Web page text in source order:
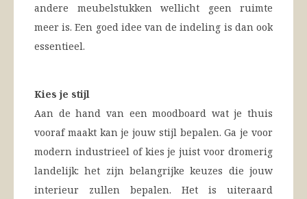
andere meubelstukken wellicht geen ruimte
meer is. Een goed idee van de indeling is dan ook
essentieel.
Kies je stijl
Aan de hand van een moodboard wat je thuis
vooraf maakt kan je jouw stijl bepalen. Ga je voor
modern industrieel of kies je juist voor dromerig
landelijk: het zijn belangrijke keuzes die jouw
interieur zullen bepalen. Het is uiteraard